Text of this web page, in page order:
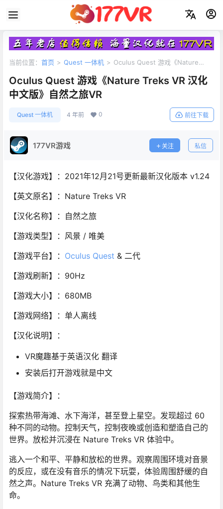
当前位置： 首页 > Quest 一体机 > Oculus Quest 游戏《Nature
Oculus Quest 游戏《Nature Treks VR 汉化
中文版》自然之旅VR
Quest 一体机 4 年前 0 前往下载
177VR游戏 关注 私信
【汉化游戏】：2021年12月21号更新最新汉化版本 v1.24
【英文原名】：Nature Treks VR
【汉化名称】：自然之旅
【游戏类型】：风景 / 唯美
【游戏平台】： Oculus Quest & 二代
【游戏刷新】：90Hz
【游戏大小】：680MB
【游戏网络】：单人离线
【汉化说明】：
VR魔趣基于英语汉化 翻译
安装后打开游戏就是中文
【游戏简介】：
探索热带海滩、水下海洋，甚至登上星空。发现超过 60
种不同的动物。控制天气，控制夜晚或创造和塑造自己的
世界。放松并沉浸在 Nature Treks VR 体验中。
逃入一个和平、平静和放松的世界。观察周围环境对音景
的反应，或在没有音乐的情况下玩耍，体验周围舒缓的自
然之声。Nature Treks VR 充满了动物、鸟类和其他生
命。